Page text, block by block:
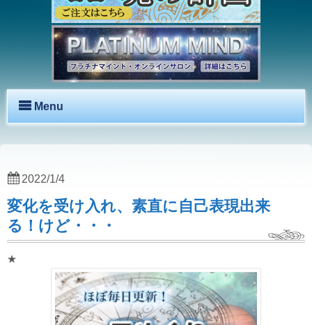
Menu
変化を受け入れ、素直に自己表現出来
る！けど・・・
★
2022/1/4